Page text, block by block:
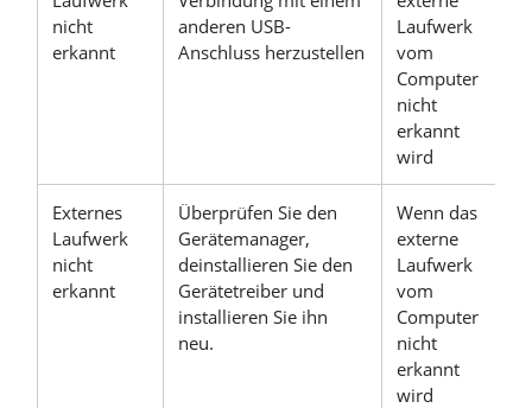
nicht
erkannt
anderen USB-
Anschluss herzustellen
Laufwerk
vom
Computer
nicht
erkannt
wird
Externes
Laufwerk
nicht
erkannt
Überprüfen Sie den
Gerätemanager,
deinstallieren Sie den
Gerätetreiber und
installieren Sie ihn
neu.
Wenn das
externe
Laufwerk
vom
Computer
nicht
erkannt
wird